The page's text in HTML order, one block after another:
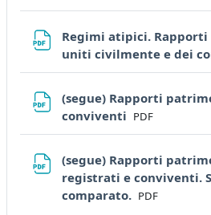
Regimi atipici.
uniti civilmente e dei
(segue) Rapporti
conviventi File
PDF
(segue) Rapporti
registrati e conviventi.
comparato. File
PDF